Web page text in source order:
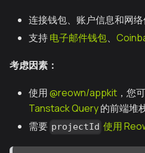
连接钱包、账户信息和网
支持电子邮件钱包、
考虑因素：
使用@reown/appkit ，您
Tanstack Query的前端堆
需要 projectId 使用